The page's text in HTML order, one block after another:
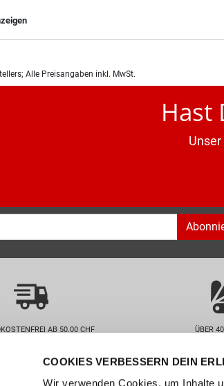
COOKIES VERBESSERN DEIN
Wir verwenden Cookies, um Inhalte
Alle Preisangaben inkl. MwSt.
Hast
AB 50.00 CHF ÜBER
wir helfen? Kundenservice